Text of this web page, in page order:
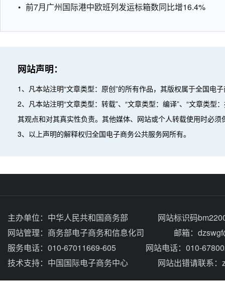
前7月广州国际港中欧班列发运标箱数同比增16.4%
网站声明：
1、凡本站注明“文章类型：原创”的所有作品，其版权属于全国电
2、凡本站注明“文章类型：转载”、“文章类型：编译”、“文章类
其观点和对其真实性负责。其他媒体、网站或个人转载使用时必
3、以上声明的解释权归全国电子商务公共服务网所有。
主办单位： 中华人民共和国商务部
网站标识码
网站管理： 商务部电子商务和信息化司
邮箱：
服务电话：010-67011669-605
网站电话：010-
技术支持： 中国国际电子商务中心 网站出错请联系